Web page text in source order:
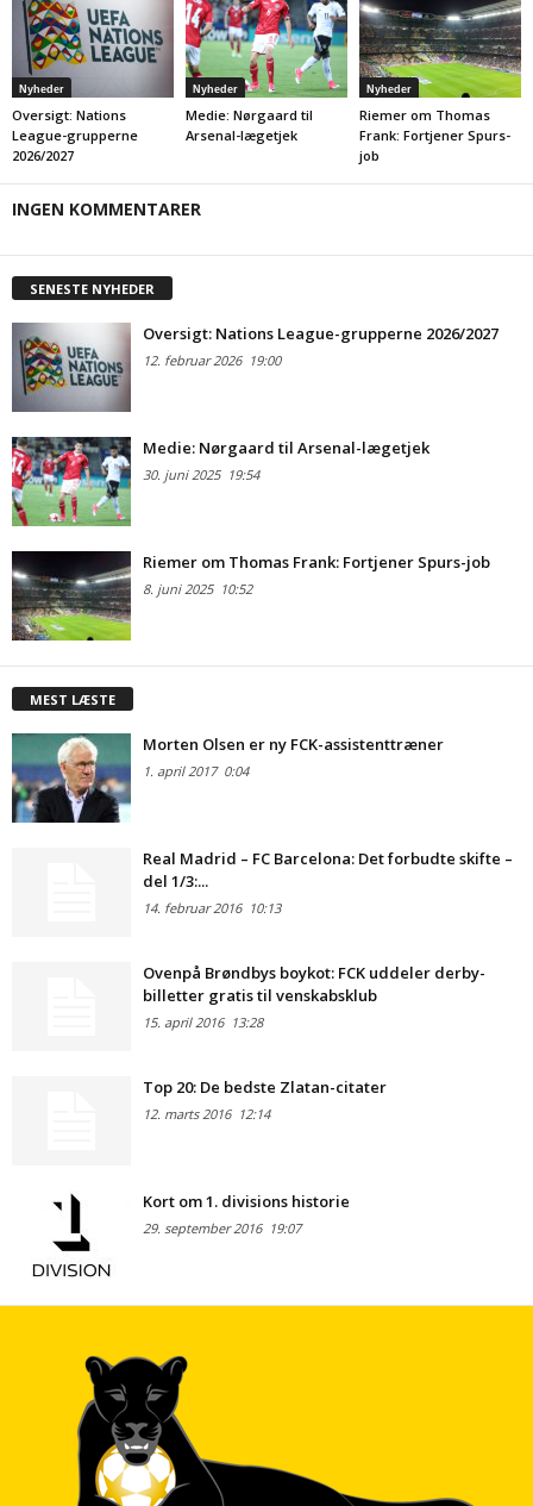
Nyheder
Oversigt: Nations
League-grupperne
2026/2027
Nyheder
Medie: Nørgaard til
Arsenal-lægetjek
Nyheder
Riemer om Thomas
Frank: Fortjener Spurs-
job
INGEN KOMMENTARER
SENESTE NYHEDER
Oversigt: Nations League-grupperne 2026/2027
12. februar 202619:00
Medie: Nørgaard til Arsenal-lægetjek
30. juni 202519:54
Riemer om Thomas Frank: Fortjener Spurs-job
8. juni 202510:52
MEST LÆSTE
Morten Olsen er ny FCK-assistenttræner
1. april 20170:04
Real Madrid – FC Barcelona: Det forbudte skifte –
del 1/3:...
14. februar 201610:13
Ovenpå Brøndbys boykot: FCK uddeler derby-
billetter gratis til venskabsklub
15. april 201613:28
Top 20: De bedste Zlatan-citater
12. marts 201612:14
Kort om 1. divisions historie
29. september 201619:07